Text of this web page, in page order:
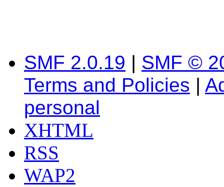
SMF 2.0.19 | SMF ©
Terms and Policies |
personal
XHTML
RSS
WAP2